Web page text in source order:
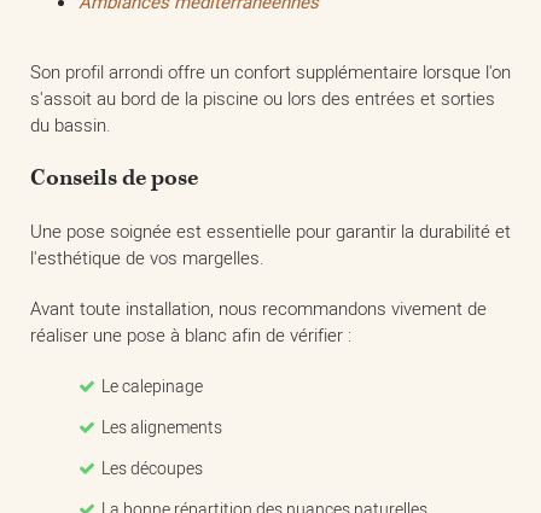
Son profil arrondi offre un confort supplémentaire lorsque l'on
s'assoit au bord de la piscine ou lors des entrées et sorties
du bassin.
Conseils de pose
Une pose soignée est essentielle pour garantir la durabilité et
l'esthétique de vos margelles.
Avant toute installation, nous recommandons vivement de
réaliser une pose à blanc afin de vérifier :
Le calepinage
Les alignements
Les découpes